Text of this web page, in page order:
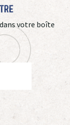
votre boîte